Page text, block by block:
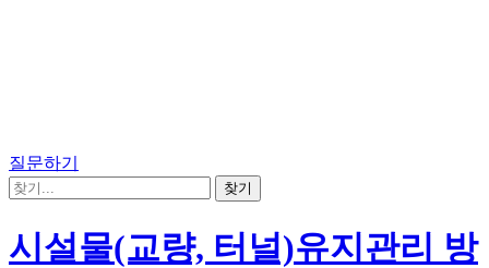
질문하기
시설물(교량, 터널)유지관리 방